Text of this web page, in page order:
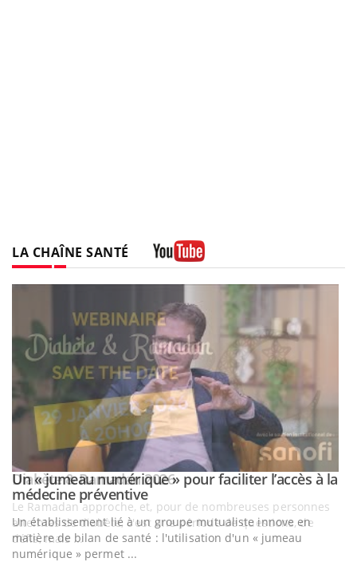
LA CHAÎNE SANTÉ
Youtube
Un « jumeau numérique » pour faciliter l’accès à la
médecine préventiveYoutube
Un établissement lié à un groupe mutualiste innove en
matière de bilan de santé : l'utilisation d'un « jumeau
numérique » permet ...